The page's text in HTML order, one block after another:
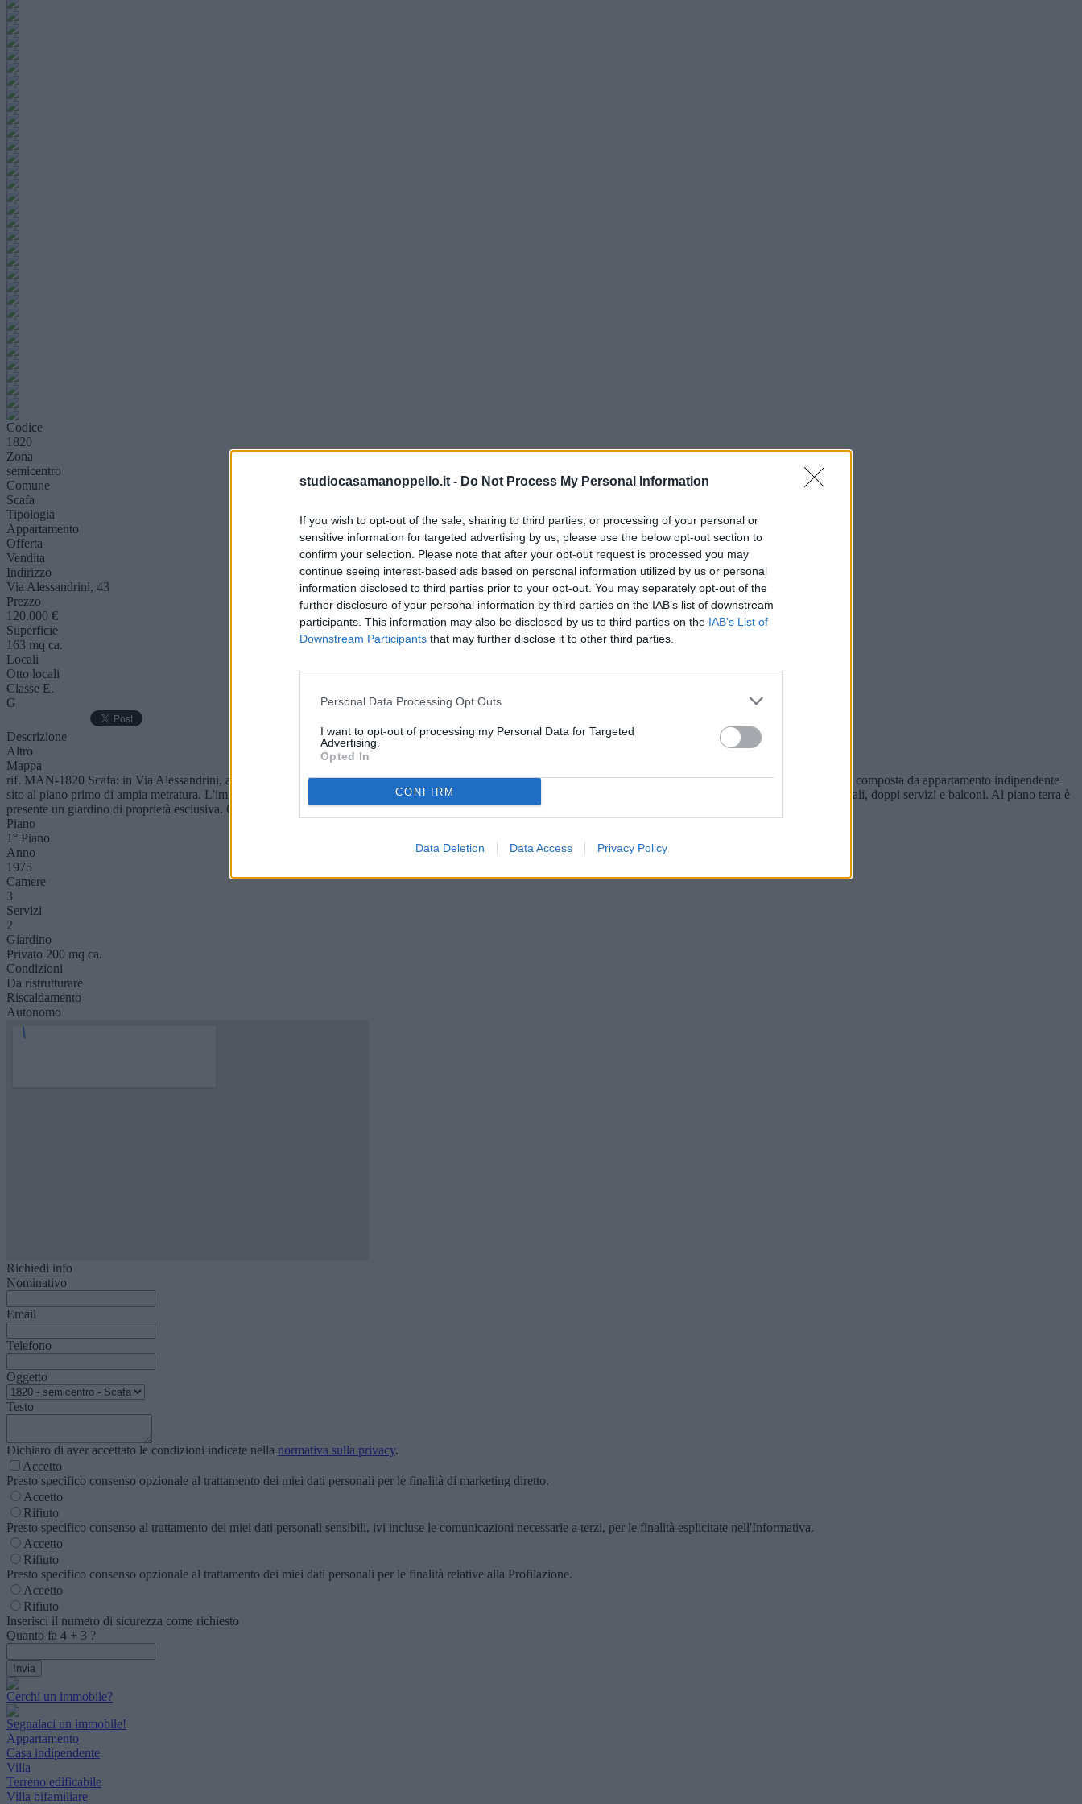
studiocasamanoppello.it - Do Not Process My Personal Information
If you wish to opt-out of the sale, sharing to third parties, or processing of your personal or
sensitive information for targeted advertising by us, please use the below opt-out section to
confirm your selection. Please note that after your opt-out request is processed you may
continue seeing interest-based ads based on personal information utilized by us or personal
information disclosed to third parties prior to your opt-out. You may separately opt-out of the
further disclosure of your personal information by third parties on the IAB’s list of downstream
participants. This information may also be disclosed by us to third parties on the IAB’s List of
Downstream Participants that may further disclose it to other third parties.
Personal Data Processing Opt Outs
I want to opt-out of processing my Personal Data for Targeted
Advertising.
Opted In
CONFIRM
Data Deletion Data Access Privacy Policy
Codice
1820
Zona
semicentro
Comune
Scafa
Tipologia
Appartamento
Offerta
Vendita
Indirizzo
Via Alessandrini, 43
Prezzo
120.000 €
Superficie
163 mq ca.
Locali
Otto locali
Classe E.
G
Descrizione
Altro
Mappa
rif. MAN-1820 Scafa: in Via Alessandrini, a poca distanza da tutti i servizi e al tempo stesso in posizione tranquilla e soleggiata, disponiamo di porzione di casa singola composta da appartamento indipendente
sito al piano primo di ampia metratura. L'immobile è composto da ingresso, ampio soggiorno, cucina abitabile, studio o vano pluriuso, disimpegno, 3 camere matrimoniali, doppi servizi e balconi. Al piano terra è
presente un giardino di proprietà esclusiva. Gli spazi esterni ed interni sono ampi, immobile da semiristrutturare, prezzo trattabile.
Piano
1° Piano
Anno
1975
Camere
3
Servizi
2
Giardino
Privato 200 mq ca.
Condizioni
Da ristrutturare
Riscaldamento
Autonomo
Richiedi info
Nominativo
Email
Telefono
Oggetto
Testo
Dichiaro di aver accettato le condizioni indicate nella normativa sulla privacy.
Accetto
Presto specifico consenso opzionale al trattamento dei miei dati personali per le finalità di marketing diretto.
Accetto
Rifiuto
Presto specifico consenso al trattamento dei miei dati personali sensibili, ivi incluse le comunicazioni necessarie a terzi, per le finalità esplicitate nell'Informativa.
Accetto
Rifiuto
Presto specifico consenso opzionale al trattamento dei miei dati personali per le finalità relative alla Profilazione.
Accetto
Rifiuto
Inserisci il numero di sicurezza come richiesto
Quanto fa 4 + 3 ?
Cerchi un immobile?
Segnalaci un immobile!
Appartamento
Casa indipendente
Villa
Terreno edificabile
Villa bifamiliare